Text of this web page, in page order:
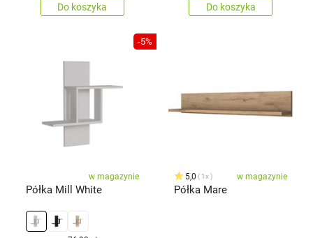
Do koszyka Do koszyka
-5%
w magazynie
Półka Mill White
5,0 1x w magazynie
Półka Mare